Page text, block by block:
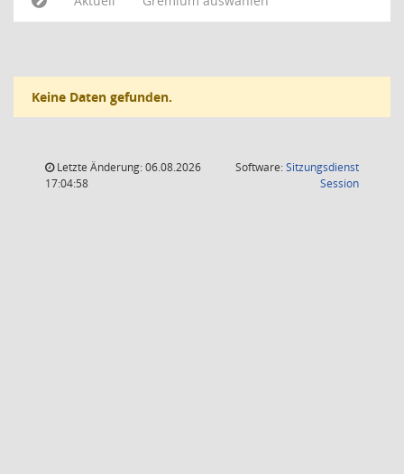
Keine Daten gefunden.
Letzte Änderung: 06.08.2026
17:04:58
Software:Sitzungsdienst
Session(Wird in